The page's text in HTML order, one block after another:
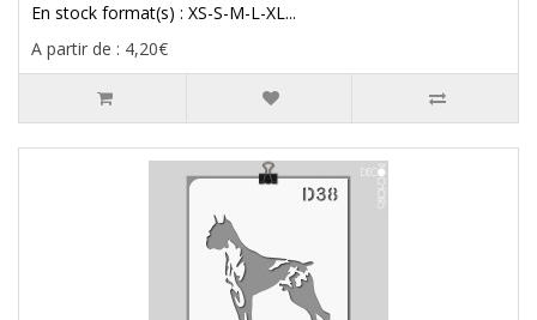
En stock format(s) : XS-S-M-L-XL...
A partir de : 4,20€